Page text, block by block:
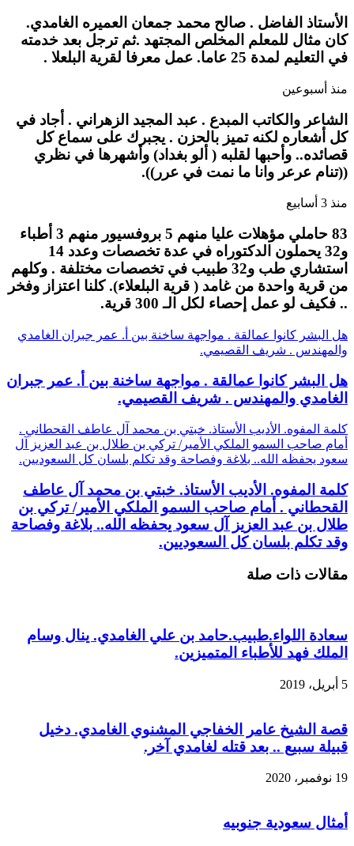
الأستاذ الفاضل . صالح محمد جمعان العميره الغامدي.
كان مثال للمعلم المخلص المجتهد .ثم ترجل بعد خدمته
في التعليم لمدة 25 عاما. عمل معرفا لقرية البلعلا .
منذ أسبوعين
الشاعر والكاتب المبدع . عبد المجيد الزهراني . أجاد في
كل أشعاره لكنه تميز بالحزن . يجبرك على سماع كل
قصائده.. وأحبها لقلبه ( ألو بغداد) وأشهرها في نظري
((تنام عرعر وانا ما نمت في عرر)).
منذ 3 أسابيع
83 حاملي مؤهلات عليا منهم 5 بروفسيور منهم 3 أطباء
و32 يحملون الدكتوراه في عدة تخصصات وعدد 14
استشاري طب و32 طبيب في تخصصات مختلفة . وكلهم
من قرية واحدة من غامد ( قرية البلعلاء). كلنا اعتزاز وفخر
.. فكيف لو عمل إحصاء لكل الـ 300 قرية.
هل البشر كانوا عمالقة . مواجهة ساخنة بين أ. عمر جبران الغامدي
والمهندس . شريف القصيمي.
هل البشر كانوا عمالقة . مواجهة ساخنة بين أ. عمر جبران
الغامدي والمهندس . شريف القصيمي.
كلمة المفوه. الأديب الأستاذ. خبتي بن محمد آل عاطف القحطاني .
أمام صاحب السمو الملكي الأمير/ تركي بن طلال بن عبد العزيز آل
سعود يحفظه الله.. بلاغة وفصاحة وقد تكلم بلسان كل السعوديين.
كلمة المفوه. الأديب الأستاذ. خبتي بن محمد آل عاطف
القحطاني . أمام صاحب السمو الملكي الأمير/ تركي بن
طلال بن عبد العزيز آل سعود يحفظه الله.. بلاغة وفصاحة
وقد تكلم بلسان كل السعوديين.
مقالات ذات صلة
سعادة اللواء.طبيب.حامد بن علي الغامدي. ينال وسام
الملك فهد للأطباء المتميزين.
5 أبريل، 2019
قصة الشيخ عامر الخفاجي المشنوي الغامدي. دخيل
قبيلة سبيع .. بعد قتله لغامدي آخر.
19 نوفمبر، 2020
أمثال سعودية جنوبيه